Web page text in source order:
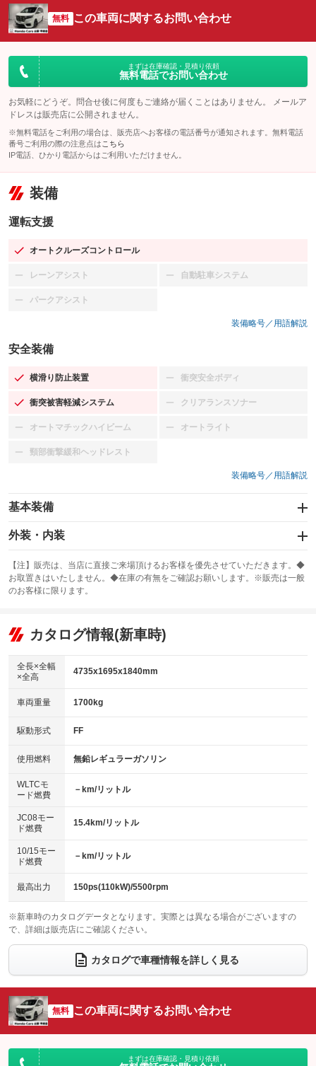
無料 この車両に関するお問い合わせ
まずは在庫確認・見積り依頼
無料電話でお問い合わせ
お気軽にどうぞ。問合せ後に何度もご連絡が届くことはありません。 メールア
ドレスは販売店に公開されません。
※無料電話をご利用の場合は、販売店へお客様の電話番号が通知されます。無料電話
番号ご利用の際の注意点は こちら
IP電話、ひかり電話からはご利用いただけません。
装備
運転支援
オートクルーズコントロール
：装備あり
レーンアシスト
：装備なし 自動駐車システム
：装備なし
パークアシスト
：装備なし
装備略号／用語解説
安全装備
横滑り防止装置
：装備あり 衝突安全ボディ
：装備なし
衝突被害軽減システム
：装備あり クリアランスソナー
：装備なし
オートマチックハイビーム
：装備なし オートライト
：装備なし
頸部衝撃緩和ヘッドレスト
：装備なし
装備略号／用語解説
基本装備
エアバッグ：運転席/助手席/サイド
：装備あり
：装備あり
サンルーフ
：装備なし ABS
リフトアップ
：装備なし
：装備なし
パワーウィンドウ
アイドリングストップ
：装備あり
USB入力端子
：装備なし
100V電源
：装備なし
センターデフロック
：装備なし
電動格納ミラー
：装備なし
外装・内装
カーナビ：メモリーナビ他
：装備あり
TV：フルセグ
：装備あり
ビジュアル：-／DVD再生
：装備あり
：装備あり
革シート
キーレス
HID(キセノンライト)
：装備なし
バックカメラ
：装備あり
エアロ
：装備なし
：装備なし
パワーシート
ベンチシート
：装備なし
チップアップシート
：装備なし
：装備なし ：装備あり
ウォークスルー
：装備あり
電動リアゲート フロントカメラ
：装備なし
：装備なし ：装備なし
サイドカメラ
：装備なし ルーフレール
：装備なし
：装備なし
：装備なし
【注】販売は、当店に直接ご来場頂けるお客様を優先させていただきます。◆
お取置きはいたしません。◆在庫の有無をご確認お願いします。※販売は一般
のお客様に限ります。
カタログ情報(新車時)
全長×全幅
×全高
4735x1695x1840mm
車両重量 1700kg
駆動形式 FF
使用燃料 無鉛レギュラーガソリン
WLTCモ
ード燃費
－km/リットル
JC08モー
ド燃費
15.4km/リットル
10/15モー
ド燃費
－km/リットル
最高出力 150ps(110kW)/5500rpm
※新車時のカタログデータとなります。実際とは異なる場合がございますの
で、詳細は販売店にご確認ください。
カタログで車種情報を詳しく見る
無料 この車両に関するお問い合わせ
まずは在庫確認・見積り依頼